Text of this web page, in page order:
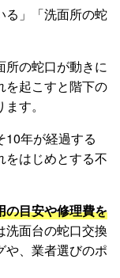
る」「洗面所の蛇
所の蛇口が動きに
を起こすと階下の
す。
10年が経過する
をはじめとする不
の目安や修理費を
洗面台の蛇口交換
や、業者選びのポ